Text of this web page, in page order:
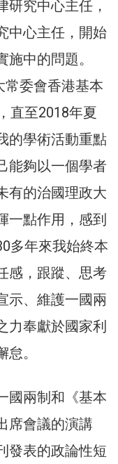
研究中心主任，
中心主任，開始
中的問題。
常委會香港基本
直至2018年夏
的學術活動重點
能夠以一個學者
有的治國理政大
一點作用，感到
多年來我始終本
感，跟蹤、思考
示、維護一國兩
力奉獻於國家利
。
國兩制和《基本
席會議的演講
發表的政論性短